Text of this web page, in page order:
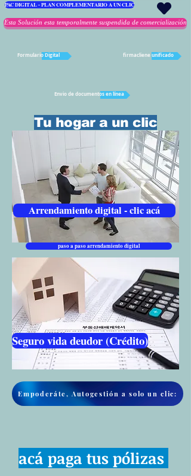
PAC DIGITAL - PLAN COMPLEMENTARIO A UN CLIC
Esta Solución esta temporalmente suspendida de comercialización
Formulario Digital firmacliene unificado
Envio de documentos en línea
Tu hogar a un clic
Arrendamiento digital - clic acá
paso a paso arrendamiento digital
Seguro vida deudor (Crédito)
Empoderáte, Autogestión a solo un clic:
acá paga tus pólizas